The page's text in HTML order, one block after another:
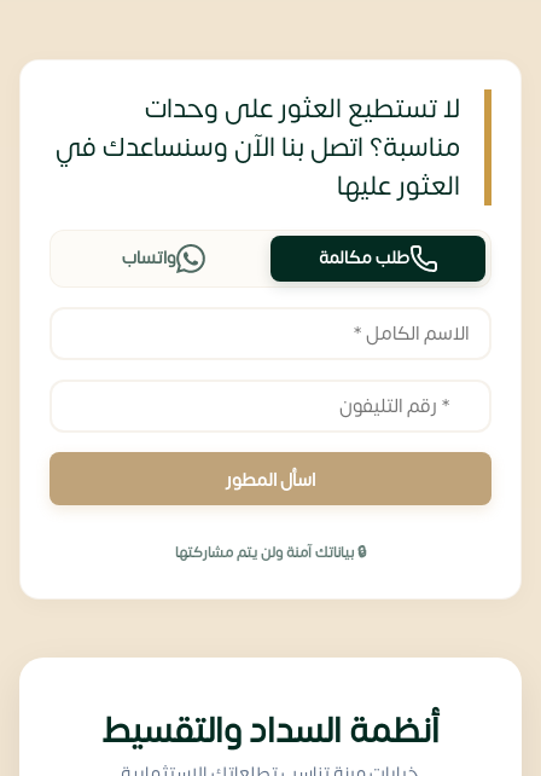
لا تستطيع العثور على وحدات
مناسبة؟ اتصل بنا الآن وسنساعدك في
العثور عليها
طلب مكالمة واتساب
اسأل المطور
🔒 بياناتك آمنة ولن يتم مشاركتها
أنظمة السداد والتقسيط